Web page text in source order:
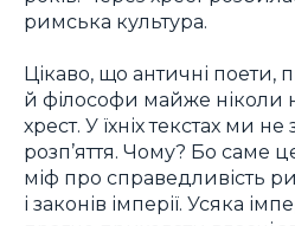
римська культура.
Цікаво, що античні поети,
й філософи майже ніколи
хрест. У їхніх текстах ми
розп’яття. Чому? Бо саме
міф про справедливість
і законів імперії. Усяка